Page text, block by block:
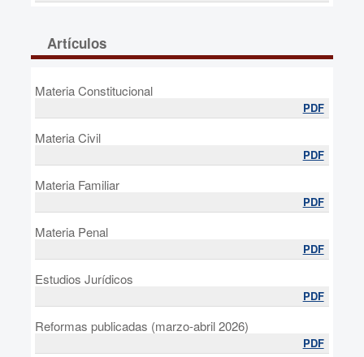
Artículos
Materia Constitucional
PDF
Materia Civil
PDF
Materia Familiar
PDF
Materia Penal
PDF
Estudios Jurídicos
PDF
Reformas publicadas (marzo-abril 2026)
PDF